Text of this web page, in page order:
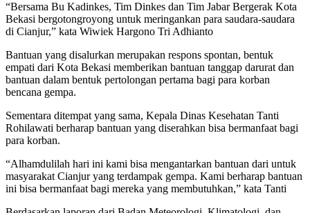
“Bersama Bu Kadinkes, Tim Dinkes dan Tim Jabar Bergerak Kota
Bekasi bergotongroyong untuk meringankan para saudara-saudara
di Cianjur,” kata Wiwiek Hargono Tri Adhianto
Bantuan yang disalurkan merupakan respons spontan, bentuk
empati dari Kota Bekasi memberikan bantuan tanggap darurat dan
bantuan dalam bentuk pertolongan pertama bagi para korban
bencana gempa.
Sementara ditempat yang sama, Kepala Dinas Kesehatan Tanti
Rohilawati berharap bantuan yang diserahkan bisa bermanfaat bagi
para korban.
“Alhamdulilah hari ini kami bisa mengantarkan bantuan dari untuk
masyarakat Cianjur yang terdampak gempa. Kami berharap bantuan
ini bisa bermanfaat bagi mereka yang membutuhkan,” kata Tanti